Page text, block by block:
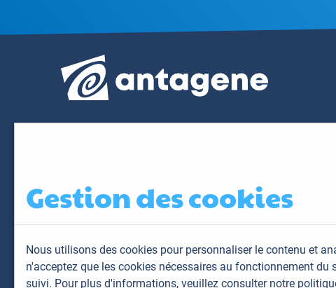
Gestion des cookies
Nous utilisons des cookies pour personnaliser le contenu et
n'acceptez que les cookies nécessaires au fonctionnement
suivi. Pour plus d'informations, veuillez consulter notre